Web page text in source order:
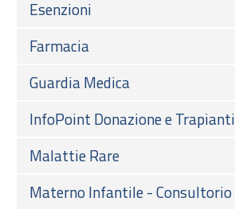
Esenzioni
Farmacia
Guardia Medica
InfoPoint Donazione e Trapianti
Malattie Rare
Materno Infantile - Consultorio